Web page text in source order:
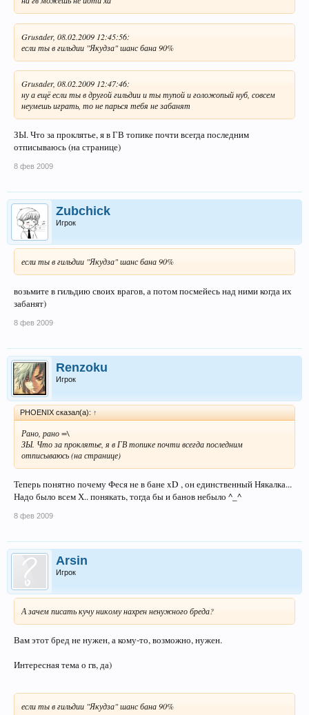
Grusader, 08.02.2009 12:45:56:
если ты в гильдии "Якудза" шанс бана 90%
Grusader, 08.02.2009 12:47:46:
ну а ещё если ты в другой гильдии и ты тупой и голожопый нуб, совсем
неумешь играть, то не парься тебя не забанят
ЗЫ. Что за проклятье, я в ГВ топике почти всегда последним
отписываюсь (на странице)
8 фев 2009
Zubchick
Игрок
если ты в гильдии "Якудза" шанс бана 90%
возьмите в гильдию своих врагов, а потом посмейесь над ними когда их
забанят)
8 фев 2009
Renzoku
Игрок
PHOENIX сказал(а): ↑
Рано, рано =\
ЗЫ. Что за проклятье, я в ГВ топике почти всегда последним
отписываюсь (на странице)
Теперь понятно почему Феся не в бане xD , он единственный Някалка...
Надо было всем Х.. понякать, тогда бы и банов небыло ^_^
8 фев 2009
Arsin
Игрок
А зачем писать кучу никому нахрен ненужного бреда?
Вам этот бред не нужен, а кому-то, возможно, нужен.
Интересная тема о гв, да)
если ты в гильдии "Якудза" шанс бана 90%